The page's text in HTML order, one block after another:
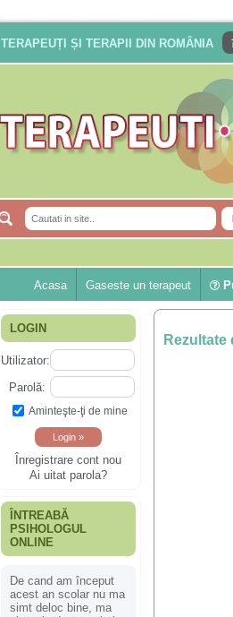
TERAPEUȚI ȘI TERAPII DIN ROMÂNIA
Acasa Gaseste un terapeut
LOGIN
Utilizator:
Parolă:
Aminteşte-ţi de mine
Înregistrare cont nou
Ai uitat parola?
ÎNTREABĂ
PSIHOLOGUL
ONLINE
De cand am început
acest an scolar nu ma
simt deloc bine, ma
Rezultate